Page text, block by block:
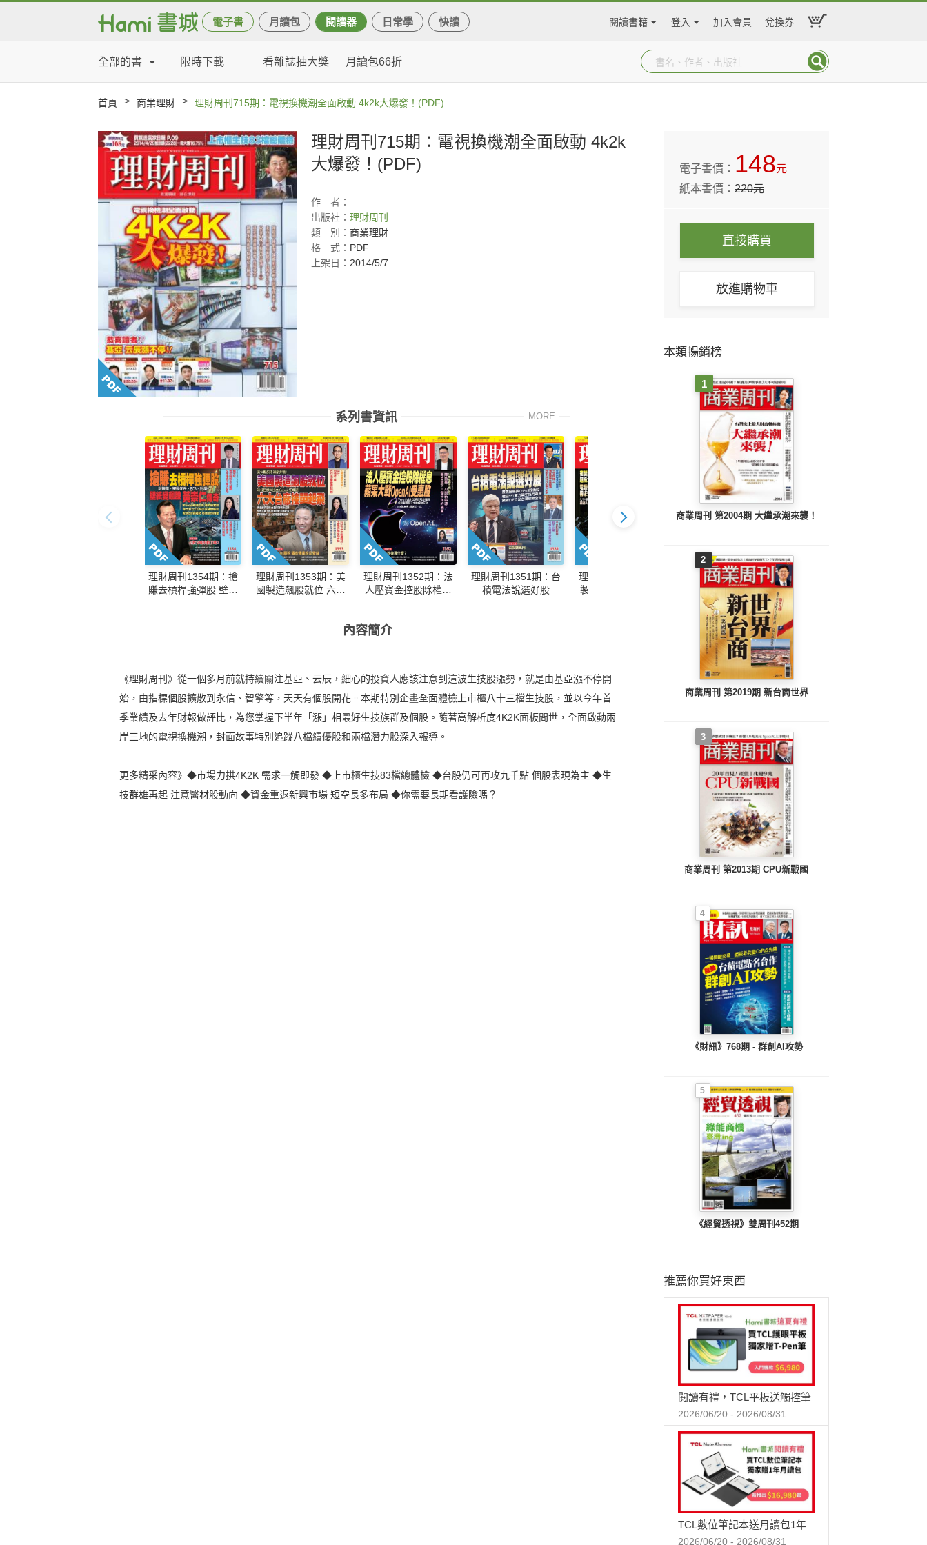
電子書 月讀包 閱讀器 日常學 快讀 閱讀書籍 登入 加入會員 兌換券
全部的書 限時下載 看雜誌抽大獎 月讀包66折
首頁 > 商業理財 > 理財周刊715期：電視換機潮全面啟動 4k2k大爆發！(PDF)
理財周刊715期：電視換機潮全面啟動 4k2k
大爆發！(PDF)
作
者：
出版社： 理財周刊
類
別： 商業理財
格
式： PDF
上架日： 2014/5/7
系列書資訊 MORE
理財周刊1354期：搶
賺去槓桿強彈股 壁紙
理財周刊1353期：美
國製造飆股就位 六大
理財周刊1352期：法
人壓寶金控股除權息
理財周刊1351期：台
積電法說選好股
理財周刊1350期：複
製記憶體超級大循環
理財周刊1349期：美
光大賺 帶旺記憶體股
SPHBM4＋AI玻璃新飆
股
內容簡介
《理財周刊》從一個多月前就持續關注基亞、云辰，細心的投資人應該注意到這波生技股漲勢，就是由基亞漲不停開
始，由指標個股擴散到永信、智擎等，天天有個股開花。本期特別企畫全面體檢上市櫃八十三檔生技股，並以今年首
季業績及去年財報做評比，為您掌握下半年「漲」相最好生技族群及個股。隨著高解析度4K2K面板問世，全面啟動兩
岸三地的電視換機潮，封面故事特別追蹤八檔績優股和兩檔潛力股深入報導。
更多精采內容》◆市場力拱4K2K 需求一觸即發 ◆上市櫃生技83檔總體檢 ◆台股仍可再攻九千點 個股表現為主 ◆生
技群雄再起 注意醫材股動向 ◆資金重返新興市場 短空長多布局 ◆你需要長期看護險嗎？
電子書價： 148元
紙本書價：220元
直接購買
放進購物車
本類暢銷榜
1
商業周刊 第2004期 大繼承潮來襲！
2
商業周刊 第2019期 新台商世界
3
商業周刊 第2013期 CPU新戰國
4
《財訊》768期 - 群創AI攻勢
5
《經貿透視》雙周刊452期
推薦你買好東西
閱讀有禮，TCL平板送觸控筆
2026/06/20 - 2026/08/31
TCL數位筆記本送月讀包1年
2026/06/20 - 2026/08/31